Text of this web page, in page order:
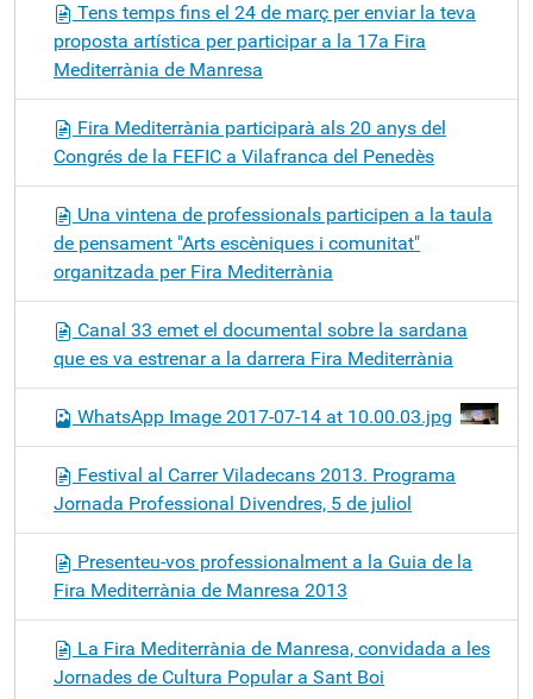
Tens temps fins el 24 de març per enviar la teva
proposta artística per participar a la 17a Fira
Mediterrània de Manresa
Fira Mediterrània participarà als 20 anys del
Congrés de la FEFIC a Vilafranca del Penedès
Una vintena de professionals participen a la taula
de pensament "Arts escèniques i comunitat"
organitzada per Fira Mediterrània
Canal 33 emet el documental sobre la sardana
que es va estrenar a la darrera Fira Mediterrània
WhatsApp Image 2017-07-14 at 10.00.03.jpg
Festival al Carrer Viladecans 2013. Programa
Jornada Professional Divendres, 5 de juliol
Presenteu-vos professionalment a la Guia de la
Fira Mediterrània de Manresa 2013
La Fira Mediterrània de Manresa, convidada a les
Jornades de Cultura Popular a Sant Boi